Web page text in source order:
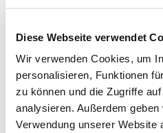
Diese Webseite verwendet
Wir verwenden Cookies, um
personalisieren, Funktionen
zu können und die Zugriffe
analysieren. Außerdem
Verwendung unserer Website